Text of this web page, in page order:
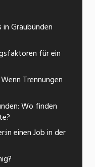
Graubünden
für ein
Trennungen
Wo finden
einen Job in der